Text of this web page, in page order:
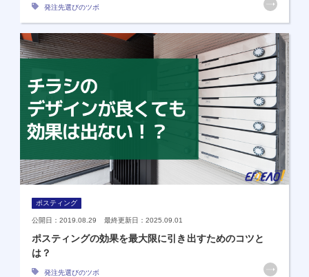
発注先選びのツボ
ポスティング
公開日：2019.08.29 最終更新日：2025.09.01
ポスティングの効果を最大限に引き出すためのコツと
は？
発注先選びのツボ